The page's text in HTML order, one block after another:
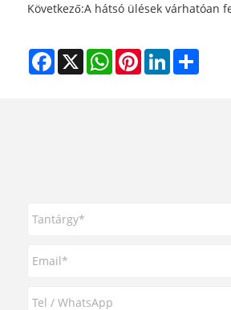
Következő:A hátsó ülések várhatóan
Facebook
X WhatsAppPinterestLinkedInShare